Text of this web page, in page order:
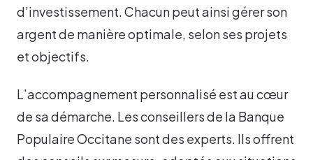
d’investissement. Chacun peut ainsi gérer son
argent de manière optimale, selon ses projets
et objectifs.
L’accompagnement personnalisé est au cœur
de sa démarche. Les conseillers de la Banque
Populaire Occitane sont des experts. Ils offrent